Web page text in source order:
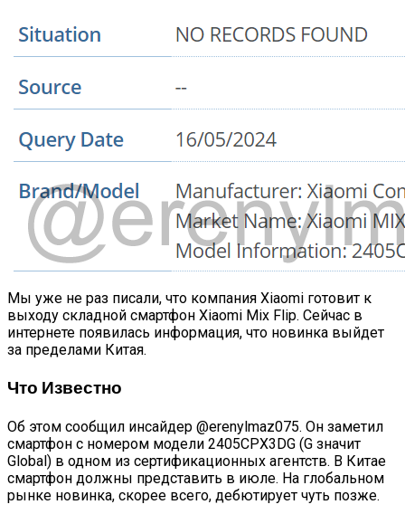
Мы уже не раз писали, что компания Xiaomi готовит к
выходу складной смартфон Xiaomi Mix Flip. Сейчас в
интернете появилась информация, что новинка выйдет
за пределами Китая.
Что Известно
Об этом сообщил инсайдер @erenylmaz075. Он заметил
смартфон с номером модели 2405CPX3DG (G значит
Global) в одном из сертификационных агентств. В Китае
смартфон должны представить в июле. На глобальном
рынке новинка, скорее всего, дебютирует чуть позже.